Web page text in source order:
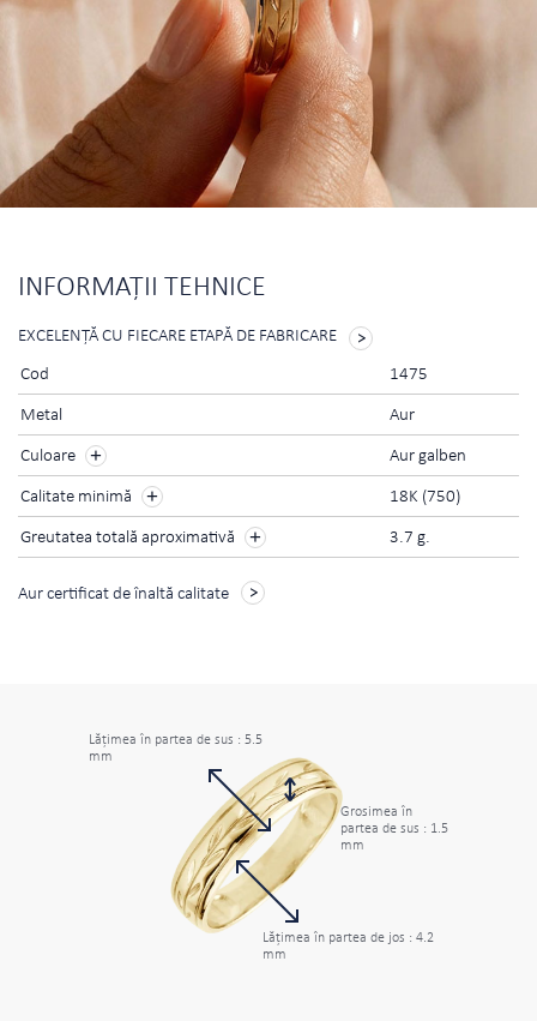
INFORMAŢII TEHNICE
EXCELENŢĂ CU FIECARE ETAPĂ DE FABRICARE
Cod 1475
Metal Aur
Culoare Aur galben
Calitate minimă 18K (750)
Greutatea totală aproximativă 3.7 g.
Aur certificat de înaltă calitate
Lăţimea în partea de sus : 5.5
mm
Grosimea în
partea de sus : 1.5
mm
Lăţimea în partea de jos : 4.2
mm